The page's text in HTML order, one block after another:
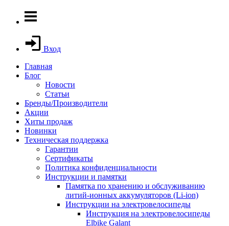
Вход
Главная
Блог
Новости
Статьи
Бренды/Производители
Акции
Хиты продаж
Новинки
Техническая поддержка
Гарантии
Сертификаты
Политика конфиденциальности
Инструкции и памятки
Памятка по хранению и обслуживанию
литий-ионных аккумуляторов (Li-ion)
Инструкции на электровелосипеды
Инструкция на электровелосипеды
Elbike Galant